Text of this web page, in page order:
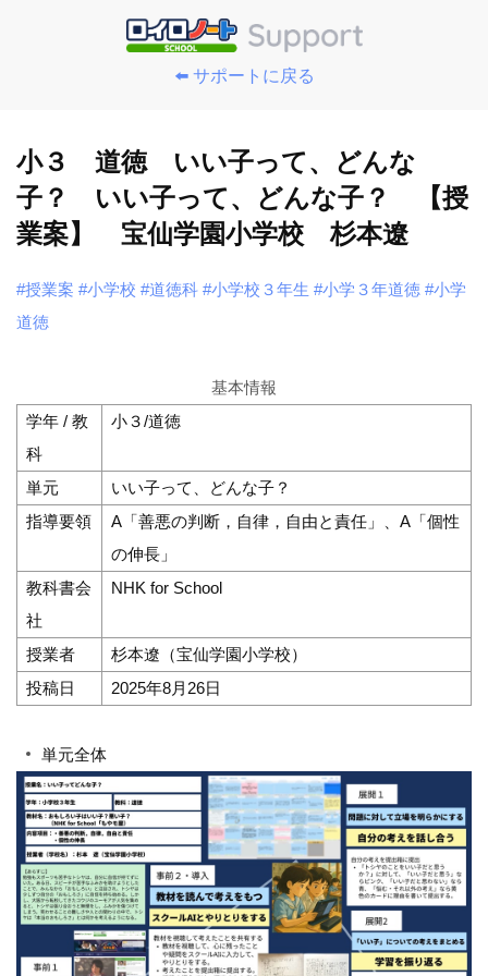
⬅️ サポートに戻る
小３ 道徳 いい子って、どんな
子？ いい子って、どんな子？ 【授
業案】 宝仙学園小学校 杉本遼
#授業案 #小学校 #道徳科 #小学校３年生 #小学３年道徳 #小学
道徳
基本情報
学年 / 教
科
小３/道徳
単元
いい子って、どんな子？
指導要領
A「善悪の判断，自律，自由と責任」、A「個性
の伸長」
教科書会
社
NHK for School
授業者
杉本遼（宝仙学園小学校）
投稿日
2025年8月26日
単元全体